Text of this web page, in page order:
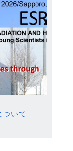
いて